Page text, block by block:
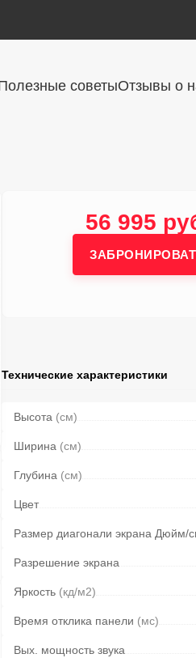
советыОтзывы о
56 995
Технические характеристики
Высота (см)
Ширина (см)
Глубина (см)
Цвет
Размер диагонали экрана Дюйм/
Разрешение экрана
Яркость (кд/м2)
Время отклика панели (мс)
Вых. мощность звука